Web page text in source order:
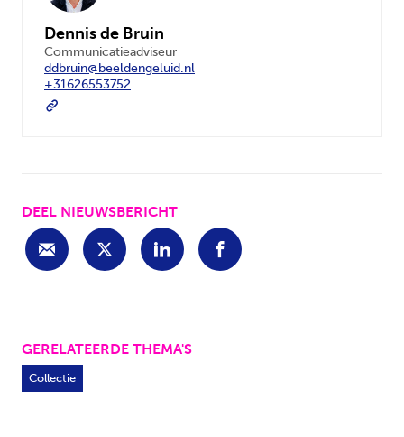
Dennis de Bruin
Communicatieadviseur
ddbruin@beeldengeluid.nl
+31626553752
DEEL NIEUWSBERICHT
GERELATEERDE THEMA'S
Collectie